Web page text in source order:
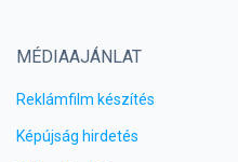
MÉDIAAJÁNLAT
Reklámfilm készítés
Képújság hirdetés